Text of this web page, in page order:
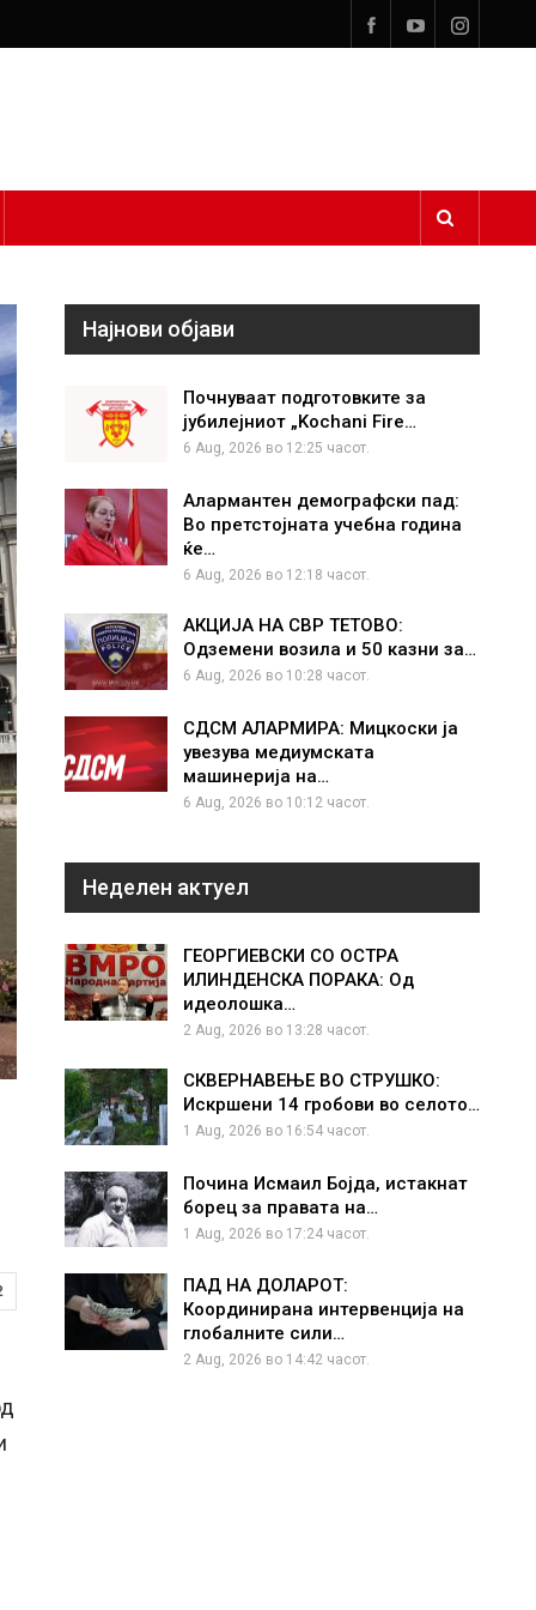
Најнови објави
Почнуваат подготовките за
јубилејниот „Kochani Fire…
6 Aug, 2026 во 12:25 часот.
Алармантен демографски пад:
Во претстојната учебна година
ќе…
6 Aug, 2026 во 12:18 часот.
АКЦИЈА НА СВР ТЕТОВО:
Одземени возила и 50 казни за…
6 Aug, 2026 во 10:28 часот.
СДСМ АЛАРМИРА: Мицкоски ја
увезува медиумската
машинерија на…
6 Aug, 2026 во 10:12 часот.
Неделен актуел
ГЕОРГИЕВСКИ СО ОСТРА
ИЛИНДЕНСКА ПОРАКА: Од
идеолошка…
2 Aug, 2026 во 13:28 часот.
СКВЕРНАВЕЊЕ ВО СТРУШКО:
Искршени 14 гробови во селото…
1 Aug, 2026 во 16:54 часот.
Почина Исмаил Бојда, истакнат
борец за правата на…
1 Aug, 2026 во 17:24 часот.
ПАД НА ДОЛАРОТ:
Координирана интервенција на
глобалните сили…
2 Aug, 2026 во 14:42 часот.